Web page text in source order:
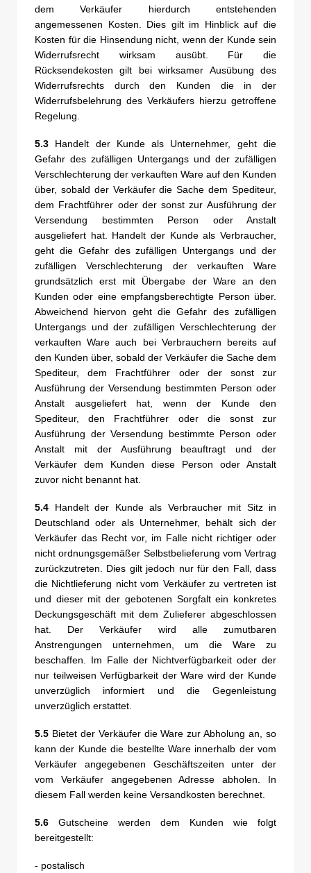
dem Verkäufer hierdurch entstehenden
angemessenen Kosten. Dies gilt im Hinblick auf die
Kosten für die Hinsendung nicht, wenn der Kunde sein
Widerrufsrecht wirksam ausübt. Für die
Rücksendekosten gilt bei wirksamer Ausübung des
Widerrufsrechts durch den Kunden die in der
Widerrufsbelehrung des Verkäufers hierzu getroffene
Regelung.
5.3 Handelt der Kunde als Unternehmer, geht die
Gefahr des zufälligen Untergangs und der zufälligen
Verschlechterung der verkauften Ware auf den Kunden
über, sobald der Verkäufer die Sache dem Spediteur,
dem Frachtführer oder der sonst zur Ausführung der
Versendung bestimmten Person oder Anstalt
ausgeliefert hat. Handelt der Kunde als Verbraucher,
geht die Gefahr des zufälligen Untergangs und der
zufälligen Verschlechterung der verkauften Ware
grundsätzlich erst mit Übergabe der Ware an den
Kunden oder eine empfangsberechtigte Person über.
Abweichend hiervon geht die Gefahr des zufälligen
Untergangs und der zufälligen Verschlechterung der
verkauften Ware auch bei Verbrauchern bereits auf
den Kunden über, sobald der Verkäufer die Sache dem
Spediteur, dem Frachtführer oder der sonst zur
Ausführung der Versendung bestimmten Person oder
Anstalt ausgeliefert hat, wenn der Kunde den
Spediteur, den Frachtführer oder die sonst zur
Ausführung der Versendung bestimmte Person oder
Anstalt mit der Ausführung beauftragt und der
Verkäufer dem Kunden diese Person oder Anstalt
zuvor nicht benannt hat.
5.4 Handelt der Kunde als Verbraucher mit Sitz in
Deutschland oder als Unternehmer, behält sich der
Verkäufer das Recht vor, im Falle nicht richtiger oder
nicht ordnungsgemäßer Selbstbelieferung vom Vertrag
zurückzutreten. Dies gilt jedoch nur für den Fall, dass
die Nichtlieferung nicht vom Verkäufer zu vertreten ist
und dieser mit der gebotenen Sorgfalt ein konkretes
Deckungsgeschäft mit dem Zulieferer abgeschlossen
hat. Der Verkäufer wird alle zumutbaren
Anstrengungen unternehmen, um die Ware zu
beschaffen. Im Falle der Nichtverfügbarkeit oder der
nur teilweisen Verfügbarkeit der Ware wird der Kunde
unverzüglich informiert und die Gegenleistung
unverzüglich erstattet.
5.5 Bietet der Verkäufer die Ware zur Abholung an, so
kann der Kunde die bestellte Ware innerhalb der vom
Verkäufer angegebenen Geschäftszeiten unter der
vom Verkäufer angegebenen Adresse abholen. In
diesem Fall werden keine Versandkosten berechnet.
5.6 Gutscheine werden dem Kunden wie folgt
bereitgestellt:
- postalisch